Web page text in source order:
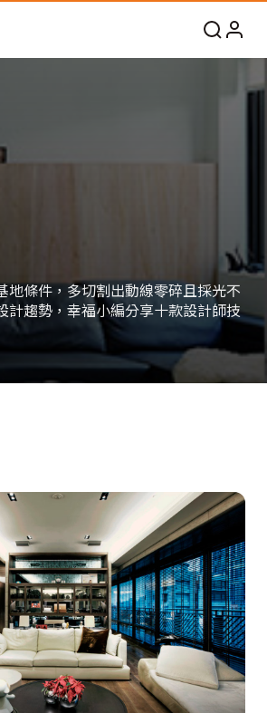
條件，多切割出動線零碎且採光不
計趨勢，幸福小編分享十款設計師技